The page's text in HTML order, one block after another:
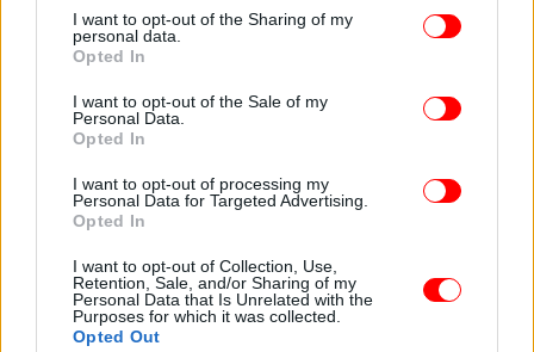
not limited to your visit or usage behaviour. You may click to
grant or deny consent to Google and its third-party tags to
use your data for below specified purposes in below Google
consent section.
I want to opt-out of the Sharing of my
personal data.
Opted In
I want to opt-out of the Sale of my
Personal Data.
Opted In
I want to opt-out of processing my
Personal Data for Targeted Advertising.
Opted In
I want to opt-out of Collection, Use,
Retention, Sale, and/or Sharing of my
Personal Data that Is Unrelated with the
Purposes for which it was collected.
Opted Out
Ένα κομμάτι των προεδρικών προωθεί τον
Διονύση Τεμπονέρα
, παρά το γεγονός ότι δεν
«λειψή» εκπροσώπηση του ΣΥΡΙΖΑ στη Βουλή επί
μία ολόκληρη τετραετία.